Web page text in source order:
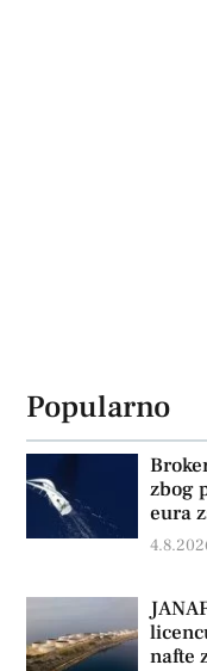
Popularno
zbog
eura
nafte